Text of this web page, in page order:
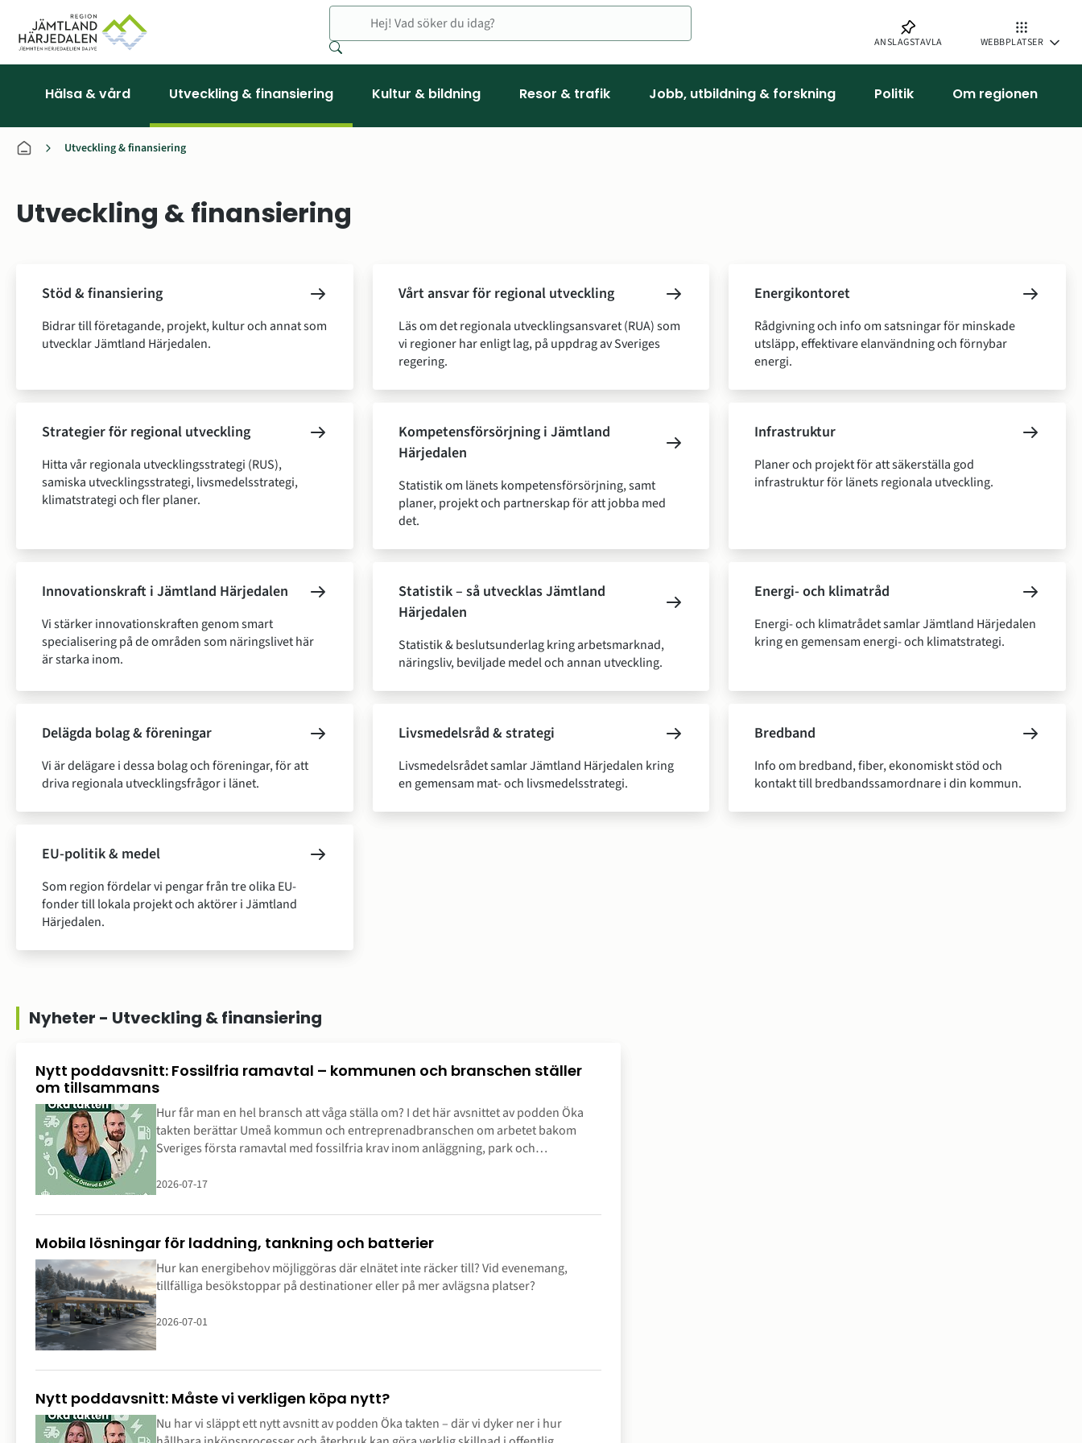
ANSLAGSTAVLA WEBBPLATSER
Hälsa & vård Utveckling & finansiering Kultur & bildning Resor & trafik Jobb, utbildning & forskning Politik Om regionen
Utveckling & finansiering
Utveckling & finansiering
Stöd & finansiering
Bidrar till företagande, projekt, kultur och annat som
utvecklar Jämtland Härjedalen.
Vårt ansvar för regional utveckling
Läs om det regionala utvecklingsansvaret (RUA) som
vi regioner har enligt lag, på uppdrag av Sveriges
regering.
Energikontoret
Rådgivning och info om satsningar för minskade
utsläpp, effektivare elanvändning och förnybar
energi.
Strategier för regional utveckling
Hitta vår regionala utvecklingsstrategi (RUS),
samiska utvecklingsstrategi, livsmedelsstrategi,
klimatstrategi och fler planer.
Kompetensförsörjning i Jämtland
Härjedalen
Statistik om länets kompetensförsörjning, samt
planer, projekt och partnerskap för att jobba med
det.
Infrastruktur
Planer och projekt för att säkerställa god
infrastruktur för länets regionala utveckling.
Innovationskraft i Jämtland Härjedalen
Vi stärker innovationskraften genom smart
specialisering på de områden som näringslivet här
är starka inom.
Statistik – så utvecklas Jämtland
Härjedalen
Statistik & beslutsunderlag kring arbetsmarknad,
näringsliv, beviljade medel och annan utveckling.
Energi- och klimatråd
Energi- och klimatrådet samlar Jämtland Härjedalen
kring en gemensam energi- och klimatstrategi.
Delägda bolag & föreningar
Vi är delägare i dessa bolag och föreningar, för att
driva regionala utvecklingsfrågor i länet.
Livsmedelsråd & strategi
Livsmedelsrådet samlar Jämtland Härjedalen kring
en gemensam mat- och livsmedelsstrategi.
Bredband
Info om bredband, fiber, ekonomiskt stöd och
kontakt till bredbandssamordnare i din kommun.
EU-politik & medel
Som region fördelar vi pengar från tre olika EU-
fonder till lokala projekt och aktörer i Jämtland
Härjedalen.
Nyheter - Utveckling & finansiering
Nytt poddavsnitt: Fossilfria ramavtal – kommunen och branschen ställer
om tillsammans
Hur får man en hel bransch att våga ställa om? I det här avsnittet av podden Öka
takten berättar Umeå kommun och entreprenadbranschen om arbetet bakom
Sveriges första ramavtal med fossilfria krav inom anläggning, park och
2026-07-17
Mobila lösningar för laddning, tankning och batterier
Hur kan energibehov möjliggöras där elnätet inte räcker till? Vid evenemang,
tillfälliga besökstoppar på destinationer eller på mer avlägsna platser?
2026-07-01
Nytt poddavsnitt: Måste vi verkligen köpa nytt?
Nu har vi släppt ett nytt avsnitt av podden Öka takten – där vi dyker ner i hur